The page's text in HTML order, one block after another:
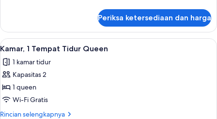
Queen
(Mobility
Accessible,
Tub)
Kamar,
Tempat
Queen
(Mobility
Tub)
Periksa ketersediaan dan harga
Lihat
semua
foto
untuk
Kamar,
1
Tempat
Brankas, meja kerja, tirai kedap
4
Kamar, 1 Tempat Tidur Queen
1 kamar tidur
Kapasitas 2
1 queen
Wi-Fi Gratis
Rincian selengkapnya
Rincian